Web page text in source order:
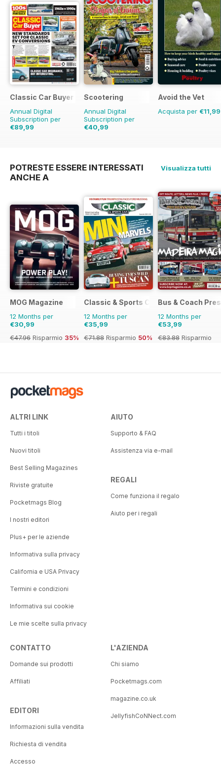
Classic Car Buyer
Annual Digital
Subscription per
€89,99
Scootering
Annual Digital
Subscription per
€40,99
Avoid the Vet
Acquista per €11,99
POTRESTE ESSERE INTERESSATI
ANCHE A
Visualizza tutti
MOG Magazine
12 Months per
€30,99
€47.96 Risparmio 35%
Classic & Sports Car
12 Months per
€35,99
€71.88 Risparmio 50%
Bus & Coach
12 Months per
€53,99
€83.88 Risparmio
ALTRI LINK
Tutti i titoli
Nuovi titoli
Best Selling Magazines
Riviste gratuite
Pocketmags Blog
I nostri editori
Plus+ per le aziende
Informativa sulla privacy
California e USA Privacy
Termini e condizioni
Informativa sui cookie
Le mie scelte sulla privacy
AIUTO
Supporto & FAQ
Assistenza via e-mail
REGALI
Come funziona il regalo
Aiuto per i regali
CONTATTO
Domande sui prodotti
Affiliati
EDITORI
Informazioni sulla vendita
Richiesta di vendita
Accesso
L'AZIENDA
Chi siamo
Pocketmags.com
magazine.co.uk
JellyfishCoNNect.com